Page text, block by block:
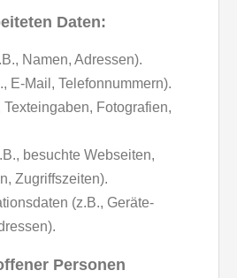
Daten:
Namen, Adressen).
E-Mail, Telefonnummern).
Fotografien,
besuchte Webseiten,
Zugriffszeiten).
(z.B., Geräte-
Personen